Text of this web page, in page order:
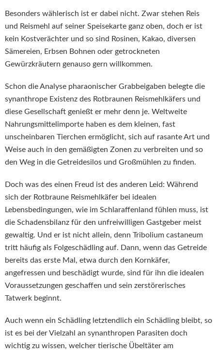
Besonders wählerisch ist er dabei nicht. Zwar stehen Reis
und Reismehl auf seiner Speisekarte ganz oben, doch er ist
kein Kostverächter und so sind Rosinen, Kakao, diversen
Sämereien, Erbsen Bohnen oder getrockneten
Gewürzkräutern genauso gern willkommen.
Schon die Analyse pharaonischer Grabbeigaben belegte die
synanthrope Existenz des Rotbraunen Reismehlkäfers und
diese Gesellschaft genießt er mehr denn je. Weltweite
Nahrungsmittelimporte haben es dem kleinen, fast
unscheinbaren Tierchen ermöglicht, sich auf rasante Art und
Weise auch in den gemäßigten Zonen zu verbreiten und so
den Weg in die Getreidesilos und Großmühlen zu finden.
Doch was des einen Freud ist des anderen Leid: Während
sich der Rotbraune Reismehlkäfer bei idealen
Lebensbedingungen, wie im Schlaraffenland fühlen muss, ist
die Schadensbilanz für den unfreiwilligen Gastgeber meist
gewaltig. Und er ist nicht allein, denn Tribolium castaneum
tritt häufig als Folgeschädling auf. Dann, wenn das Getreide
bereits das erste Mal, etwa durch den Kornkäfer,
angefressen und beschädigt wurde, sind für ihn die idealen
Voraussetzungen geschaffen und sein zerstörerisches
Tatwerk beginnt.
Auch wenn ein Schädling letztendlich ein Schädling bleibt, so
ist es bei der Vielzahl an synanthropen Parasiten doch
wichtig zu wissen, welcher tierische Übeltäter am